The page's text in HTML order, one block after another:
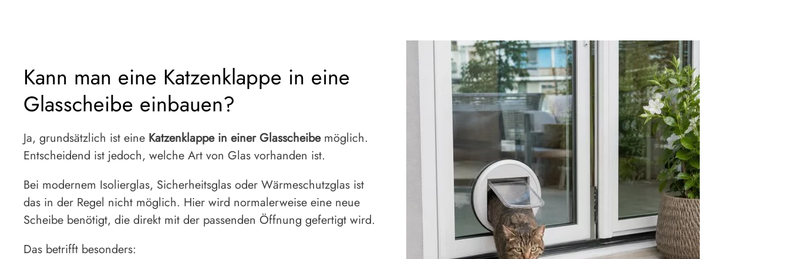
Kann man eine Katzenklappe in eine
Glasscheibe einbauen?
Ja, grundsätzlich ist eine Katzenklappe in einer Glasscheibemöglich.
Entscheidend ist jedoch, welche Art von Glas vorhanden ist.
Bei modernem Isolierglas, Sicherheitsglas oder Wärmeschutzglas ist
das in der Regel nicht möglich. Hier wird normalerweise eine neue
Scheibe benötigt, die direkt mit der passenden Öffnung gefertigt wird.
Das betrifft besonders: